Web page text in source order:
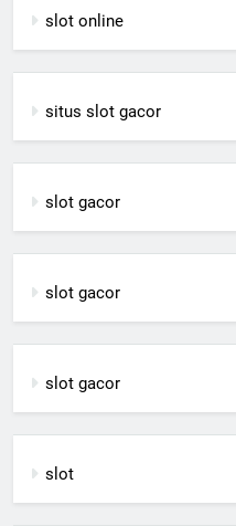
slot online
situs slot gacor
slot gacor
slot gacor
slot gacor
slot